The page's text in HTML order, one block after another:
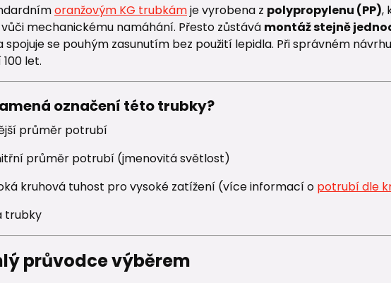
oranžovým KG trubkámje vyrobena z polypropylenu (PP),
mechanickému namáhání. Přesto zůstává montáž stejně
spojuje se pouhým zasunutím bez použití lepidla. Při správném
let.
označení této trubky?
průměr potrubí
průměr potrubí (jmenovitá světlost)
kruhová tuhost pro vysoké zatížení (více informací o potrubí dle
trubky
průvodce výběrem